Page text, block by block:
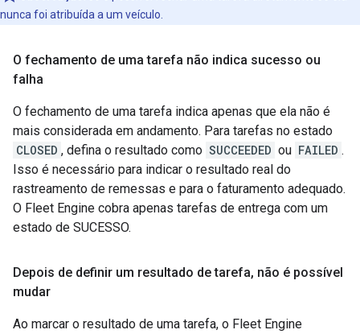
nunca foi atribuída a um veículo.
O fechamento de uma tarefa não indica sucesso ou
falha
O fechamento de uma tarefa indica apenas que ela não é
mais considerada em andamento. Para tarefas no estado
CLOSED , defina o resultado como SUCCEEDED ou FAILED .
Isso é necessário para indicar o resultado real do
rastreamento de remessas e para o faturamento adequado.
O Fleet Engine cobra apenas tarefas de entrega com um
estado de SUCESSO.
Depois de definir um resultado de tarefa, não é possível
mudar
Ao marcar o resultado de uma tarefa, o Fleet Engine